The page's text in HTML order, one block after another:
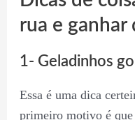
rua e ganhar
1- Geladinhos
Essa é uma dica
primeiro motivo é